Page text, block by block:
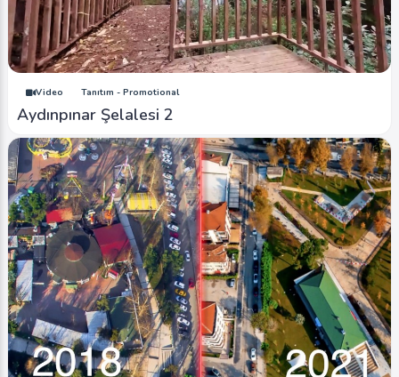
Video Tanıtım - Promotional
Aydınpınar Şelalesi 2